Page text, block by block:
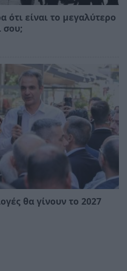
ότι είναι το μεγαλύτερο
σου;
θα γίνουν το 2027